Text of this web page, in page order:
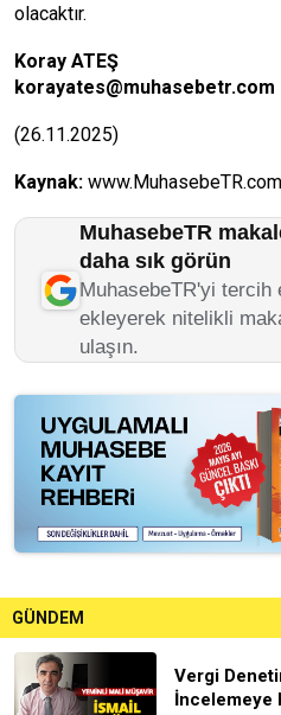
olacaktır.
Koray ATEŞ
korayates@muhasebetr.com
(26.11.2025)
Kaynak: www.MuhasebeTR.com
MuhasebeTR
daha sık görün
MuhasebeTR'yi
ekleyerek nitelikli
ulaşın.
GÜNDEM
Vergi
İncelemeye